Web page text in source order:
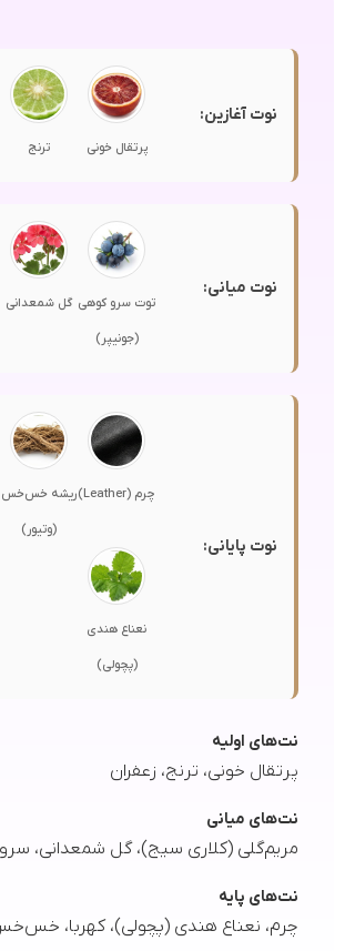
نوت آغازین:
پرتقال خونی ترنج
نوت میانی:
توت سرو کوهی
(جونیپر)
گل شمعدانی
نوت پایانی:
چرم (Leather) ریشه خس‌خس
(وتیور)
نعناع هندی
(پچولی)
نت‌های اولیه
پرتقال خونی، ترنج، زعفران
نت‌های میانی
مریم‌گلی (کلاری سیج)، گل شمعدانی،
نت‌های پایه
چرم، نعناع هندی (پچولی)، کهربا،